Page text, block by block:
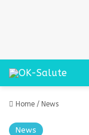
Home / News
News